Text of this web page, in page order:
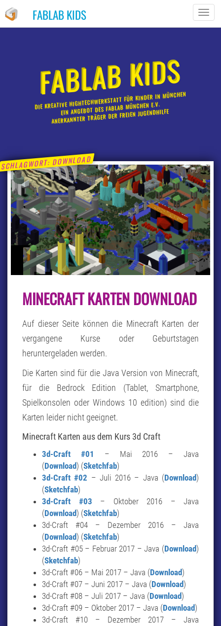
FABLAB KIDS
FABLAB KIDS
DIE KREATIVE HIGHTECHWERKSTATT FÜR KINDER IN MÜNCHEN
EIN ANGEBOT DES FABLAB MÜNCHEN E.V.
ANERKANNTER TRÄGER DER FREIEN JUGENDHILFE
SCHLAGWORT:DOWNLOAD
KARTEN
DOWNLOAD
MINECRAFT KARTEN DOWNLOAD
Auf dieser Seite können die Minecraft Karten der
vergangene Kurse oder Geburtstagen
heruntergeladen werden.
Die Karten sind für die Java Version von Minecraft,
für die Bedrock Edition (Tablet, Smartphone,
Spielkonsolen oder Windows 10 edition) sind die
Karten leider nicht geeignet.
Minecraft Karten aus dem Kurs 3d Craft
3d-Craft #01
– Mai 2016 – Java
(Download) (Sketchfab)
3d-Craft #02 – Juli 2016 – Java (Download)
(Sketchfab)
3d-Craft #03 – Oktober 2016 – Java
(Download) (Sketchfab)
3d-Craft #04 – Dezember 2016 – Java
(Download) (Sketchfab)
3d-Craft #05 – Februar 2017 – Java (Download)
(Sketchfab)
3d-Craft #06 – Mai 2017 – Java (Download)
3d-Craft #07 – Juni 2017 – Java (Download)
3d-Craft #08 – Juli 2017 – Java (Download)
3d-Craft #09 – Oktober 2017 – Java (Download)
3d-Craft #10 – Dezember 2017 – Java